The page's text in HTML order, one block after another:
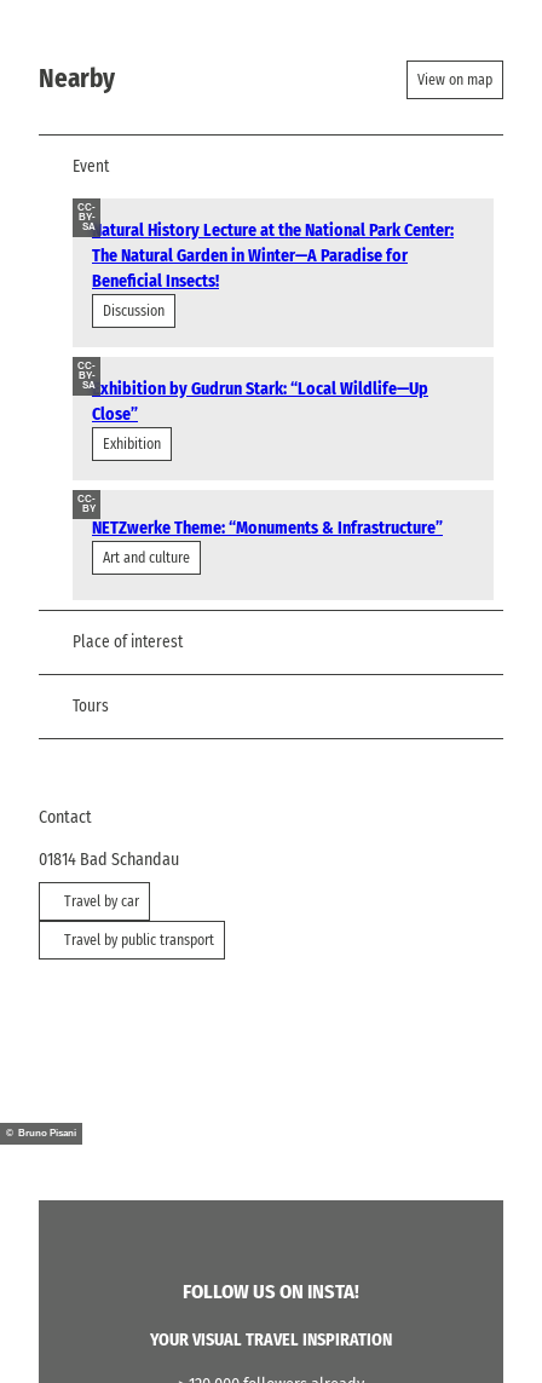
Nearby View on map
Event
CC-
BY-
SANatural History Lecture at the National Park Center:
The Natural Garden in Winter—A Paradise for
Beneficial Insects!
Discussion
CC-
BY-
SAExhibition by Gudrun Stark: “Local Wildlife—Up
Close”
Exhibition
CC-
BY
NETZwerke Theme: “Monuments & Infrastructure”
Art and culture
Place of interest
Tours
Contact
01814 Bad Schandau
Travel by car
Travel by public transport
© Bruno Pisani
FOLLOW US ON INSTA!
YOUR VISUAL TRAVEL INSPIRATION